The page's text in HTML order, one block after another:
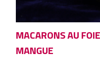
MACARONS AU
MANGUE